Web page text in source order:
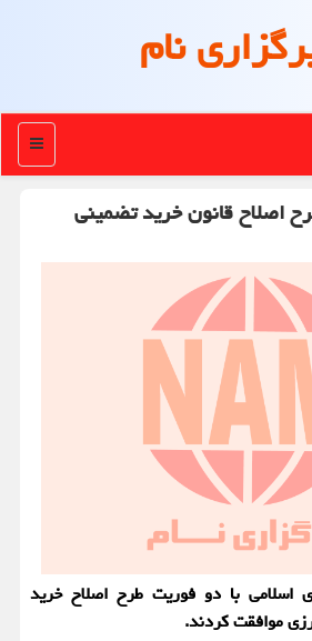
نام
منو
اصلاح قانون خرید تضمینی
اسلامی با دو فوریت طرح اصلاح خرید
موافقت كردند.